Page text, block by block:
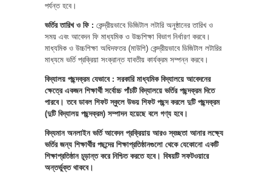
পর্যন্ত হবে।
ভর্তির তারিখ ও ফি : কেন্দ্রীয়ভাবে ডিজিটাল লটারি অনুষ্ঠানের তারিখ ও
সময় এবং আবেদন ফি মাধ্যমিক ও উচ্চশিক্ষা বিভাগ নির্ধারণ করবে।
মাধ্যমিক ও উচ্চশিক্ষা অধিদফতর (মাউশি) কেন্দ্রীয়ভাবে ডিজিটাল লটারির
মাধ্যমে ভর্তি প্রক্রিয়া সংক্রান্ত যাবতীয় কার্যক্রম সম্পন্ন করবে।
বিদ্যালয় পছন্দক্রম যেভাবে : সরকারি মাধ্যমিক বিদ্যালয়ে আবেদনের
ক্ষেত্রে একজন শিক্ষার্থী সর্বোচ্চ পাঁচটি বিদ্যালয়ে ভর্তির পছন্দক্রম দিতে
পারবে। তবে ডাবল শিফট স্কুলে উভয় শিফট পছন্দ করলে দুটি পছন্দক্রম
(দুটি বিদ্যালয় পছন্দক্রম) সম্পাদন হয়েছে বলে গণ্য হবে।
বিদ্যমান অনলাইন ভর্তি আবেদন প্রক্রিয়ায় আরও স্বচ্ছতা আনার লক্ষ্যে
ভর্তির জন্য শিক্ষার্থীর পছন্দের শিক্ষাপ্রতিষ্ঠানগুলো থেকে যেকোনো একটি
শিক্ষাপ্রতিষ্ঠান চূড়ান্ত করে নিশ্চিত করতে হবে। বিষয়টি সফটওয়ারে
অন্তর্ভুক্ত থাকবে।